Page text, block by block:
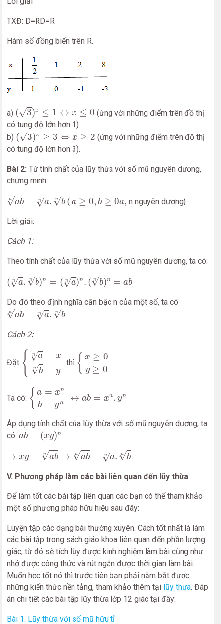
TXĐ: D=RD=R
Hàm số đồng biến trên R.
a) (√3)x ≤ 1 ⇔ x ≤ 0
( )x≤1 ⇔ x
(ứng với những điểm trên đồ thị
có tung độ lớn hơn 1)
b) (√3)x ≥ 3 ⇔ x ≥ 2
(3)x≥3 ⇔x≥2
(ứng với những điểm trên đồ thị
có tung độ lớn hơn 3).
Bài 2: Từ tính chất của lũy thừa với số mũ nguyên dương,
chứng minh:
n
√ab = n
√a. n
√b
abn= bn
( a ≥ 0, b ≥ 0a,
a ≥0 b ≥0 a, n nguyên dương)
Lời giải:
Cách 1:
Theo tính chất của lũy thừa với số mũ nguyên dương, ta có:
( n
√a. n
√b)n = ( n
√a)n. ( n
√b)n = ab
( n.b )n n (bn = ab
Do đó theo định nghĩa căn bậc n của một số, ta có
n
√ab = n
√a. n
√b
a bn= an.bn
.
Cách 2:
Đặt { n
√a = x
n
√b = y
{a =x
thì { x ≥ 0
y ≥ 0
{x 0y ≥0
Ta có: { a = xn
b = yn ↔ ab = xn. yn
{a =y
Áp dụng tính chất của lũy thừa với số mũ nguyên dương, ta
có: ab = (xy)n
b =( y
→ xy = n
√ab → n
√ab = n
√a. n
√b
→a an.b
V. Phương pháp làm các bài liên quan đến lũy thừa
Để làm tốt các bài tập liên quan các bạn có thể tham khảo
một số phương pháp hữu hiệu sau đây:
Luyện tập các dạng bài thường xuyên. Cách tốt nhất là làm
các bài tập trong sách giáo khoa liên quan đến phần lượng
giác, từ đó sẽ tích lũy được kinh nghiệm làm bài cũng như
nhớ được công thức và rút ngắn được thời gian làm bài.
Muốn học tốt nó thì trước tiên bạn phải nắm bắt được
những kiến thức nền tảng, tham khảo thêm tại lũy thừa. Đáp
án chi tiết các bài tập lũy thừa lớp 12 giác tại đây:
Bài 1. Lũy thừa với số mũ hữu tỉ